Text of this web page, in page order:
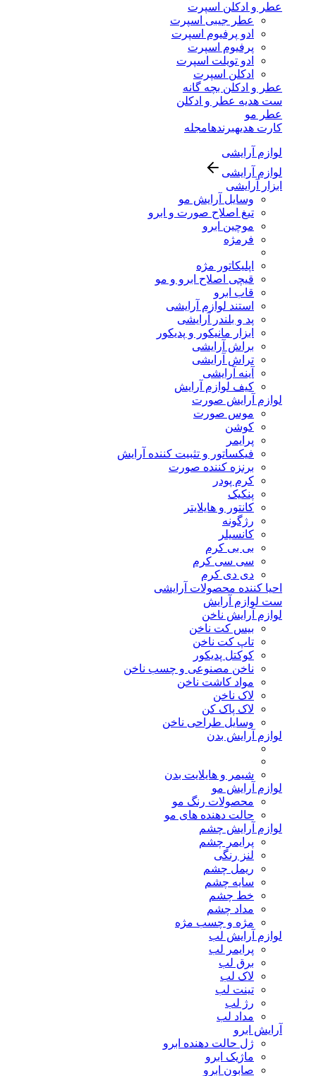
عطر و ادکلن اسپرت
عطر جیبی اسپرت
ادو پرفیوم اسپرت
پرفیوم اسپرت
ادو تویلت اسپرت
ادکلن اسپرت
عطر و ادکلن بچه گانه
ست هدیه عطر و ادکلن
عطر مو
کارت هدیهبرندهامجله
لوازم آرایشی
لوازم آرایشی
ابزار آرایشی
وسایل آرایش مو
تیغ اصلاح صورت و ابرو
موچین ابرو
فرمژه
اپلیکاتور مژه
قیچی اصلاح ابرو و مو
قاب ابرو
استند لوازم آرایشی
پد و بلندر آرایشی
ابزار مانیکور و پدیکور
براش آرایشی
تراش آرایشی
آینه آرایشی
کیف لوازم آرایش
لوازم آرایش صورت
موس صورت
کوشن
پرایمر
فیکساتور و تثبیت کننده آرایش
برنزه کننده صورت
کرم پودر
پنکیک
کانتور و هایلایتر
رژگونه
کانسیلر
بی بی کرم
سی سی کرم
دی دی کرم
احیا کننده محصولات آرایشی
ست لوازم آرایش
لوازم آرایش ناخن
بیس کت ناخن
تاپ کت ناخن
کوکتل پدیکور
ناخن مصنوعی و چسب ناخن
مواد کاشت ناخن
لاک ناخن
لاک پاک کن
وسایل طراحی ناخن
لوازم آرایش بدن
شیمر و هایلایت بدن
لوازم آرایش مو
محصولات رنگ مو
حالت دهنده های مو
لوازم آرایش چشم
پرایمر چشم
لنز رنگی
ریمل چشم
سایه چشم
خط چشم
مداد چشم
مژه و چسب مژه
لوازم آرایش لب
پرایمر لب
برق لب
لاک لب
تینت لب
رژ لب
مداد لب
آرایش ابرو
ژل حالت دهنده ابرو
ماژیک ابرو
صابون ابرو